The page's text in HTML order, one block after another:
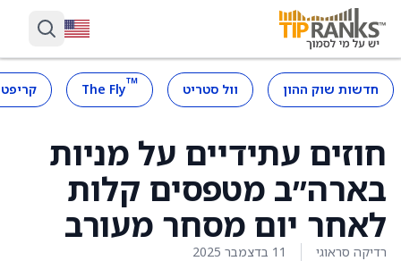
חדשות שוק ההון וול סטריט ™
The Fly
חוזים עתידיים על מניות
בארה״ב מטפסים קלות
לאחר יום מסחר מעורב
רדיקה סראוגי 11 בדצמבר 2025